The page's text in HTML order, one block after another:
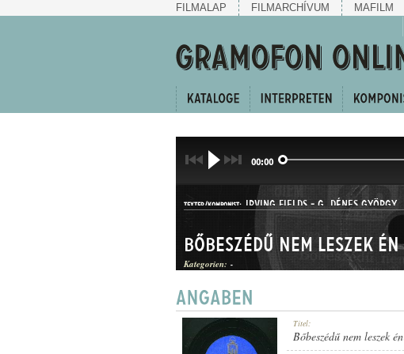
FILMALAP FILMARCHÍVUM MAFILM
00:00
TEXTER/KOMPONIST: IRVING FIELDS-G. DÉNES GYÖRGY
GATTUNG: SWING
Bőbeszédű nem leszek én
Kategorien: -
Titel:
Bőbeszédű nem leszek én